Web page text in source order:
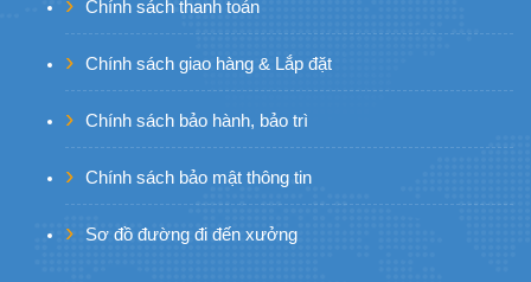
Chính sách thanh toán
Chính sách giao hàng & Lắp đặt
Chính sách bảo hành, bảo trì
Chính sách bảo mật thông tin
Sơ đồ đường đi đến xưởng